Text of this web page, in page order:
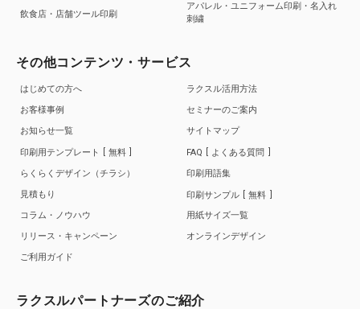
飲食店・店舗ツール印刷
アパレル・ユニフォーム印刷・名入れ
刺繍
その他コンテンツ・サービス
はじめての方へ
お客様事例
お知らせ一覧
印刷用テンプレート
無料
らくらくデザイン（チラシ）
見積もり
コラム・ノウハウ
リリース・キャンペーン
ご利用ガイド
ラクスル活用方法
セミナーのご案内
サイトマップ
FAQ
よくある質問
印刷用語集
印刷サンプル
無料
用紙サイズ一覧
オンラインデザイン
ラクスルパートナーズのご紹介